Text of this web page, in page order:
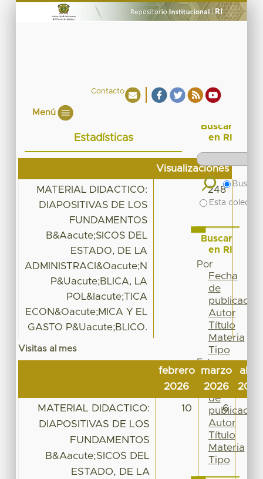
Contacto
Menú
Estadísticas
Visualizaciones
MATERIAL DIDACTICO:
DIAPOSITIVAS DE LOS
FUNDAMENTOS
B&Aacute;SICOS DEL
ESTADO, DE LA
ADMINISTRACI&Oacute;N
P&Uacute;BLICA, LA
POL&Iacute;TICA
ECON&Oacute;MICA Y EL
GASTO P&Uacute;BLICO.
248
Visitas al mes
febrero
2026
marzo
2026
abril
2026
MATERIAL DIDACTICO:
DIAPOSITIVAS DE LOS
FUNDAMENTOS
B&Aacute;SICOS DEL
ESTADO, DE LA
10 6
Buscar
en RI
Buscar
Esta
Buscar
en RI
Por
Fecha
de
publicación
Autor
Título
Materia
Tipo
Esta
colección
Fecha
de
publicación
Autor
Título
Materia
Tipo